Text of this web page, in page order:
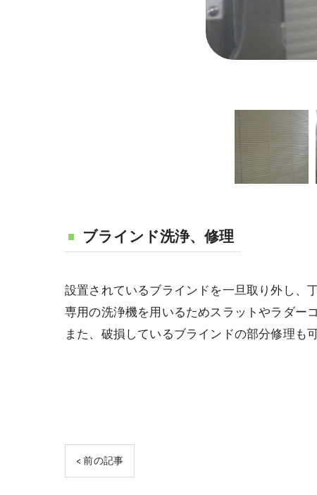
ブラインド洗浄、修理
設置されているブラインドを一旦取り外し、
専用の洗浄機を用いるためスラットやラダー
また、破損しているブラインドの部分修理も
< 前の記事